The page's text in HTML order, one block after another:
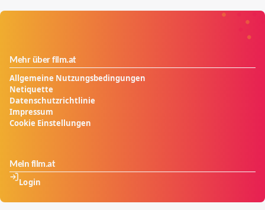
Mehr über film.at
Allgemeine Nutzungsbedingungen
Netiquette
Datenschutzrichtlinie
Impressum
Cookie Einstellungen
Mein film.at
Login